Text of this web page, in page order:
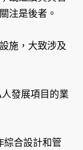
注是後者。
施，大致涉及
發展項目的業
綜合設計和管